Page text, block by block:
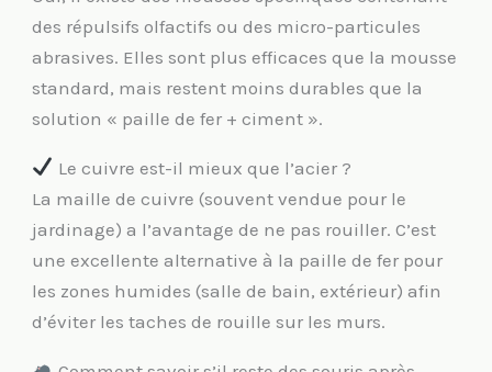
des répulsifs olfactifs ou des micro-particules
abrasives. Elles sont plus efficaces que la mousse
standard, mais restent moins durables que la
solution « paille de fer + ciment ».
​ Le cuivre est-il mieux que l’acier ?
La maille de cuivre (souvent vendue pour le
jardinage) a l’avantage de ne pas rouiller. C’est
une excellente alternative à la paille de fer pour
les zones humides (salle de bain, extérieur) afin
d’éviter les taches de rouille sur les murs.